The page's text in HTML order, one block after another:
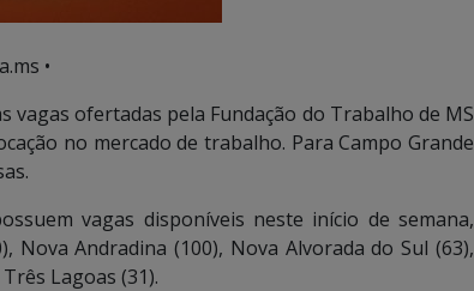
•
vagas ofertadas pela Fundação do Trabalho de MS
no mercado de trabalho. Para Campo Grande
vagas disponíveis neste início de semana,
Nova Andradina (100), Nova Alvorada do Sul (63),
Lagoas (31).